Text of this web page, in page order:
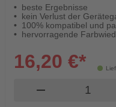
beste Ergebnisse
kein Verlust der
100% kompatibel und
hervorragende
16,20 €*
remove